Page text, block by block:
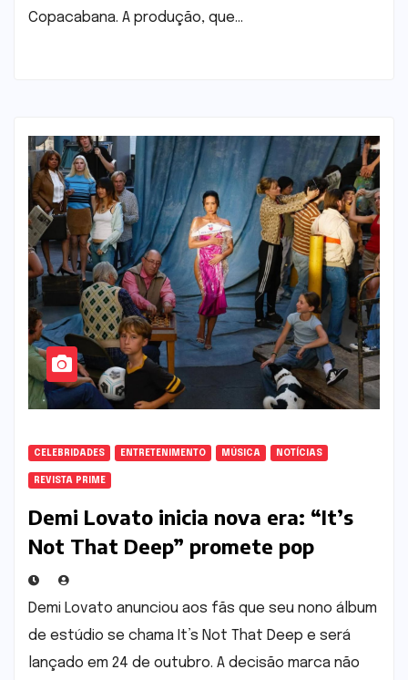
Copacabana. A produção, que…
CELEBRIDADES ENTRETENIMENTO MÚSICA NOTÍCIAS
REVISTA PRIME
Demi Lovato inicia nova era: “It’s
Not That Deep” promete pop
dançante, autenticidade e
celebração
Demi Lovato anunciou aos fãs que seu nono álbum
de estúdio se chama It’s Not That Deep e será
lançado em 24 de outubro. A decisão marca não